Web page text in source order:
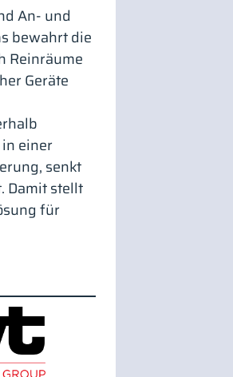
An- und
bewahrt die
Reinräume
Geräte
einer
senkt
Damit stellt
für